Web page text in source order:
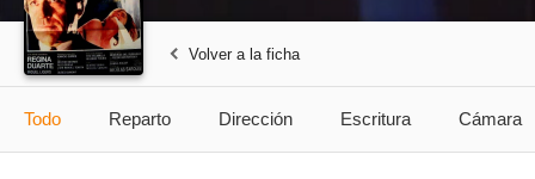
Volver a la ficha
Todo Reparto Dirección Escritura Cámara